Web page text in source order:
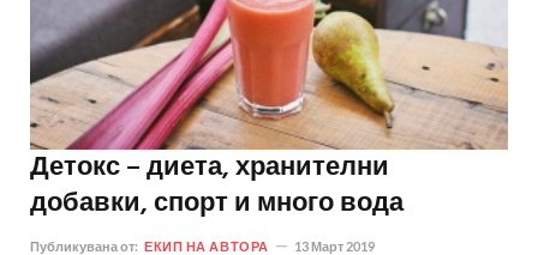
Детокс – диета, хранителни
добавки, спорт и много вода
Публикувана от: ЕКИП НА АВТОРА 13 Март 2019